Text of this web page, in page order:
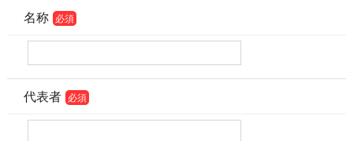
名称 必須
代表者 必須